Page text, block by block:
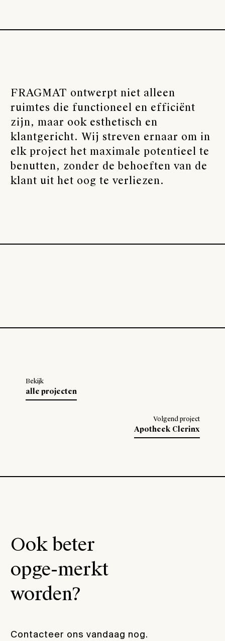
FRAGMAT ontwerpt niet alleen
ruimtes die functioneel en efficiënt
zijn, maar ook esthetisch en
klantgericht. Wij streven ernaar om in
elk project het maximale potentieel te
benutten, zonder de behoeften van de
klant uit het oog te verliezen.
Bekijk
alle projecten
Volgend project
Apotheek Clerinx
Ook beter
opge-merkt
worden?
Contacteer ons vandaag nog.